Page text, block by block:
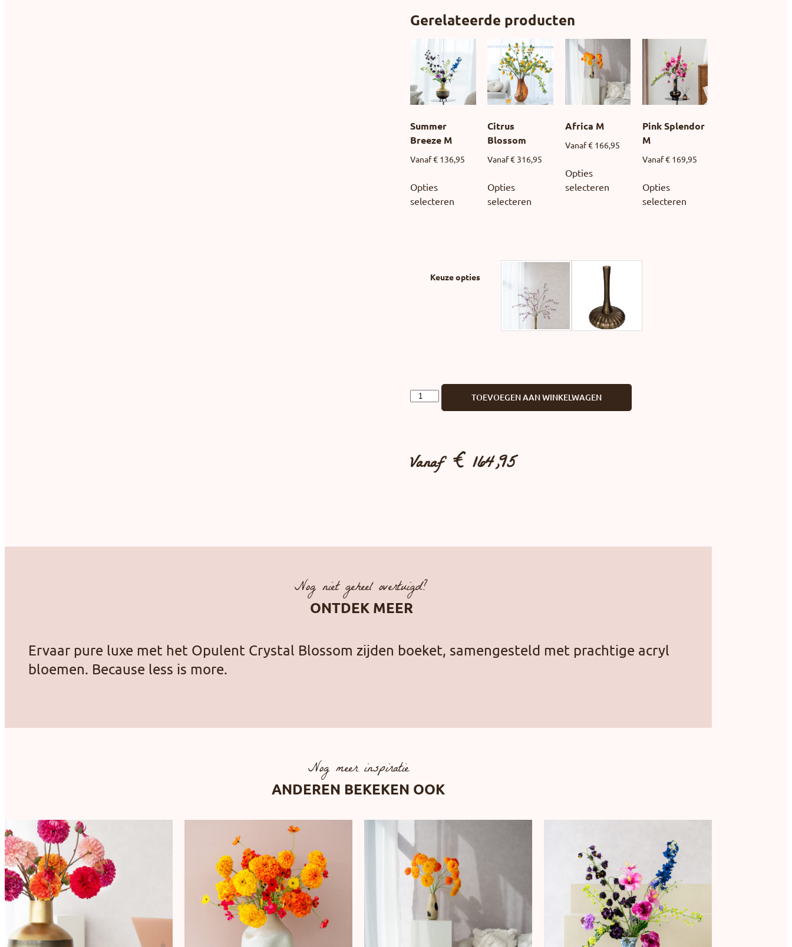
Gerelateerde producten
Summer
Breeze M
Vanaf€ 136,95
Opties
selecteren
Citrus
Blossom
Vanaf€ 316,95
Opties
selecteren
Africa M
Vanaf€166,95
Opties
selecteren
Pink Splendor
M
Vanaf€169,95
Opties
selecteren
Keuze opties
TOEVOEGEN AAN WINKELWAGEN
Vanaf €164,95
Nog niet geheel overtuigd?
ONTDEK MEER
Ervaar pure luxe met het Opulent Crystal Blossom zijden boeket, samengesteld met prachtige acryl
bloemen. Because less is more.
Nog meer inspiratie
ANDEREN BEKEKEN OOK